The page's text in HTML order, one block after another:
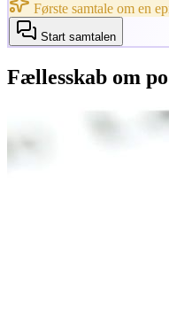
Første samtale om en
Start samtalen
Fællesskab om